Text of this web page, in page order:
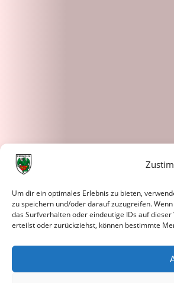
Um dir ein optimales Erlebnis zu bieten,
zu speichern und/oder darauf zuzugreifen.
das Surfverhalten oder eindeutige IDs auf
erteilst oder zurückziehst, können bestimmte